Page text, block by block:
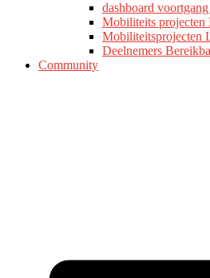
dashboard
Mobiliteits projecten
Mobiliteitsprojecten
Deelnemers
Community